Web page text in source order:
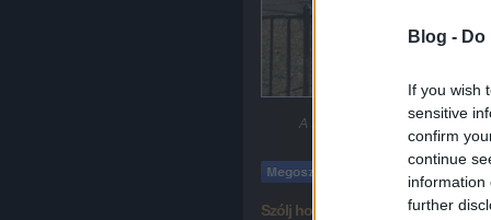
Blog -
If you wish
sensitive
confirm
continue
information
further
A Simonyi Károly
Szólj hozzá!